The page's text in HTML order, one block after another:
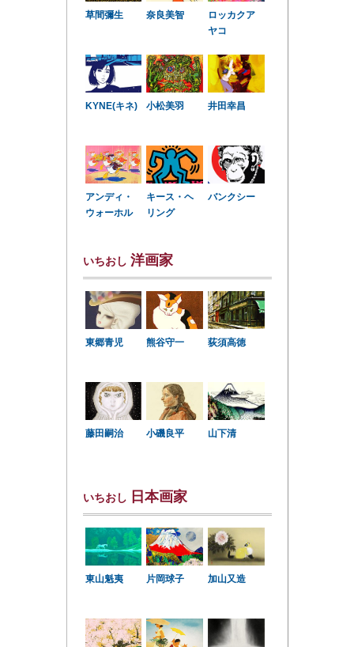
草間彌生 奈良美智
ロッカクア
ヤコ
KYNE(キネ) 小松美羽 井田幸昌
アンディ・
ウォーホル
キース・ヘ
リング
バンクシー
いちおし 洋画家
東郷青児 熊谷守一 荻須高徳
藤田嗣治 小磯良平 山下清
いちおし 日本画家
東山魁夷 片岡球子 加山又造